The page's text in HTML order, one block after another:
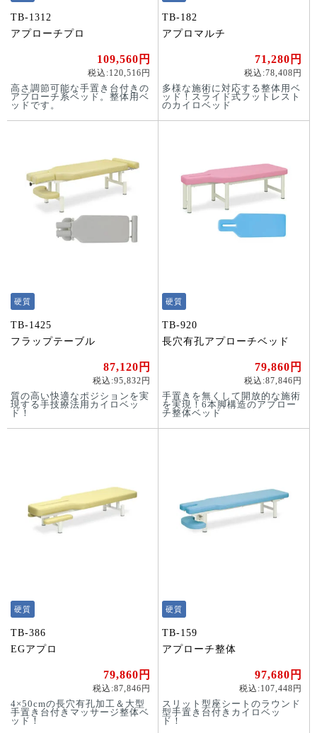
TB-1312
アプローチプロ
109,560円
税込:120,516円
高さ調節可能な手置き台付きの
アプローチ系ベッド。整体用ベ
ッドです。
TB-182
アプロマルチ
71,280円
税込:78,408円
多様な施術に対応する整体用ベ
ッド！スライド式フットレスト
のカイロベッド
硬質
TB-1425
フラップテーブル
87,120円
税込:95,832円
質の高い快適なポジションを実
現する手技療法用カイロベッ
ド！
硬質
TB-920
長穴有孔アプローチベッド
79,860円
税込:87,846円
手置きを無くして開放的な施術
を実現！6本脚構造のアプロー
チ整体ベッド
硬質
TB-386
EGアプロ
79,860円
税込:87,846円
4×50cmの長穴有孔加工＆大型
手置き台付きマッサージ整体ベ
ッド！
硬質
TB-159
アプローチ整体
97,680円
税込:107,448円
スリット型座シートのラウンド
型手置き台付きカイロベッ
ド！